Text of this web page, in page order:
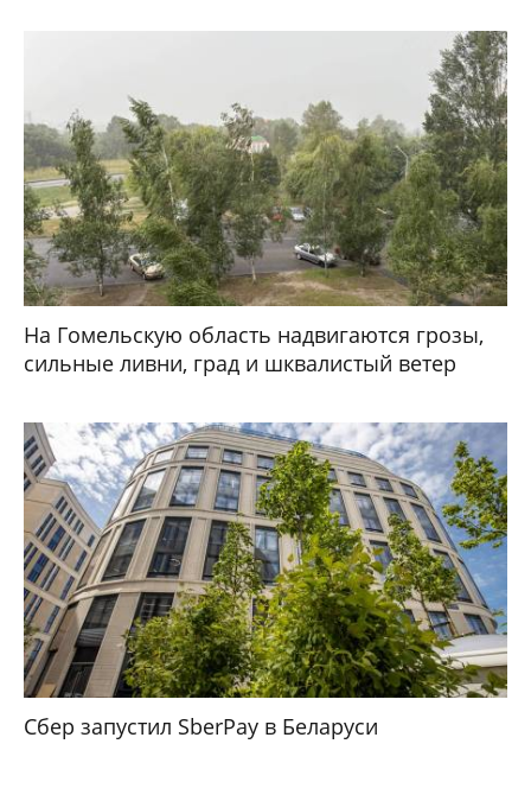
На Гомельскую область надвигаются грозы,
сильные ливни, град и шквалистый ветер
Сбер запустил SberPay в Беларуси